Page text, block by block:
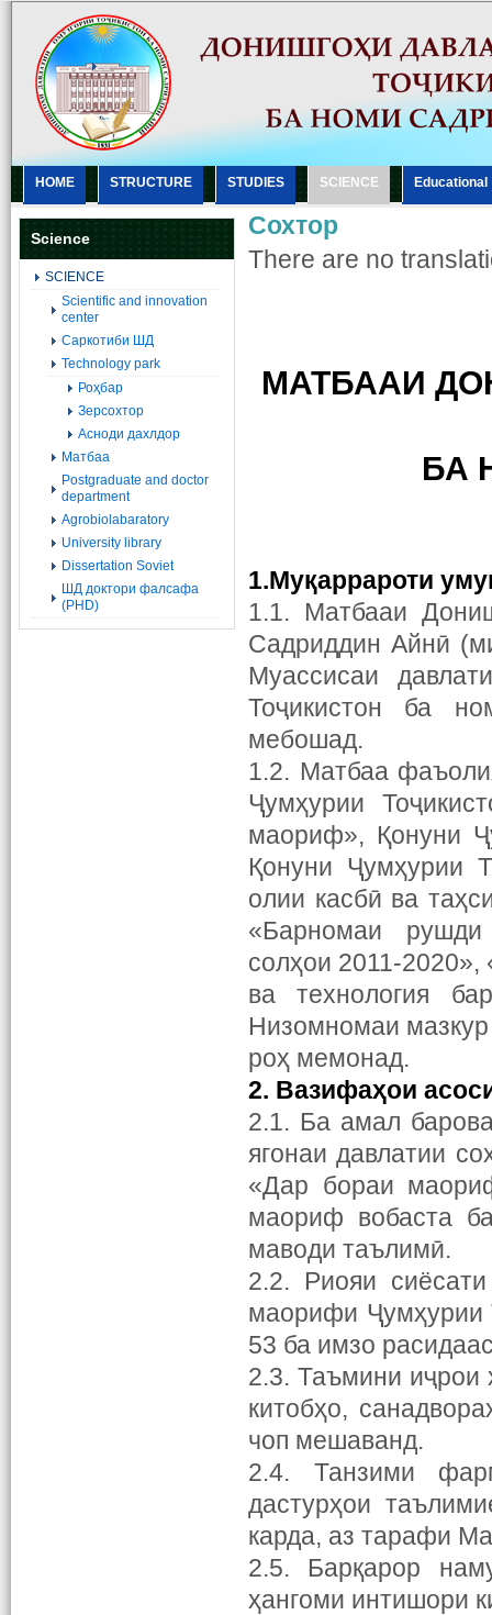
HOME STRUCTURE STUDIES SCIENCE Еducational
Science
SCIENCE
Scientific and innovation
center
Саркотиби ШД
Technology park
Роҳбар
Зерсохтор
Асноди дахлдор
Матбаа
Postgraduate and doctor
department
Agrobiolabaratory
University library
Dissertation Soviet
ШД доктори фалсафа
(PHD)
Сохтор
There are no
МАТБААИ
БА
1.Муқаррароти
1.1. Матбааи
Садриддин Айнӣ
Муассисаи
Тоҷикистон ба
мебошад.
1.2. Матбаа
Ҷумҳурии
маориф», Қонуни
Қонуни Ҷумҳурии
олии касбӣ ва
«Барномаи рушди
солҳои 2011-2020»,
ва технология
Низомномаи
роҳ мемонад.
2. Вазифаҳои
2.1. Ба амал
ягонаи давлатии
«Дар бораи
маориф вобаста
маводи таълимӣ.
2.2. Риояи
маорифи Ҷумҳурии
53 ба имзо
2.3. Таъмини иҷрои
китобҳо,
чоп мешаванд.
2.4. Танзими
дастурҳои
карда, аз тарафи
2.5. Барқарор
ҳангоми интишори